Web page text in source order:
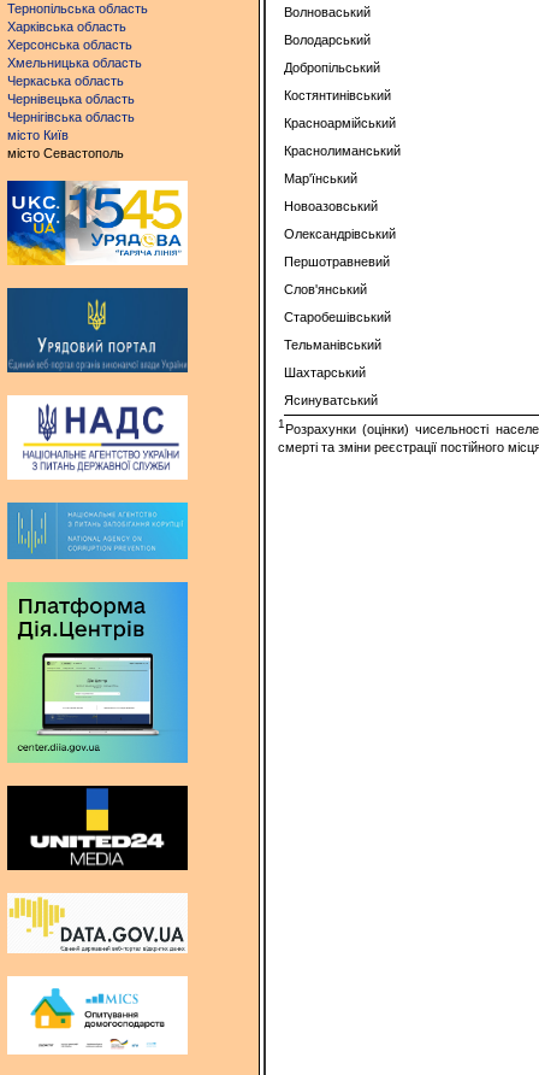
Тернопільська область
Харківська область
Херсонська область
Хмельницька область
Черкаська область
Чернівецька область
Чернігівська область
місто Київ
місто Севастополь
Волноваський
Володарський
Добропільський
Костянтинівський
Красноармійський
Краснолиманський
Мар'їнський
Новоазовський
Олександрівський
Першотравневий
Слов'янський
Старобешівський
Тельманівський
Шахтарський
Ясинуватський
1Розрахунки (оцінки)чисельності
смерті та зміни реєстрації постійного